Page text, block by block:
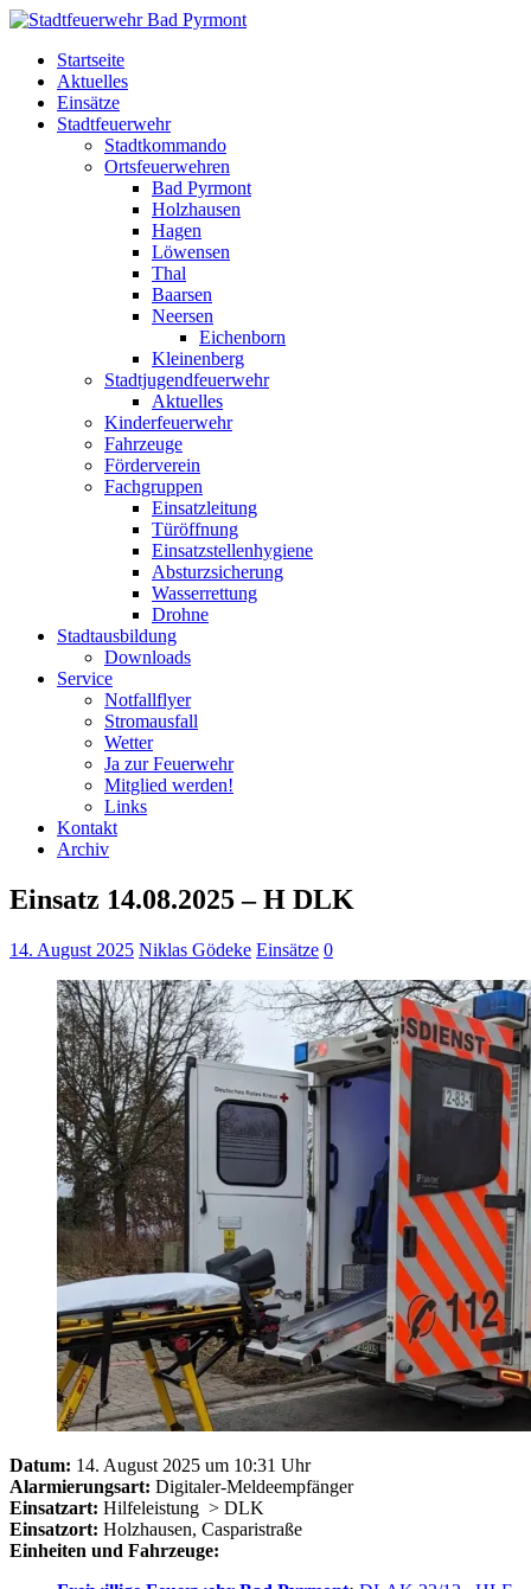
Startseite
Aktuelles
Einsätze
Stadtfeuerwehr
Stadtkommando
Ortsfeuerwehren
Bad Pyrmont
Holzhausen
Hagen
Löwensen
Thal
Baarsen
Neersen
Eichenborn
Kleinenberg
Stadtjugendfeuerwehr
Aktuelles
Kinderfeuerwehr
Fahrzeuge
Förderverein
Fachgruppen
Einsatzleitung
Türöffnung
Einsatzstellenhygiene
Absturzsicherung
Wasserrettung
Drohne
Stadtausbildung
Downloads
Service
Notfallflyer
Stromausfall
Wetter
Ja zur Feuerwehr
Mitglied werden!
Links
Kontakt
Archiv
Einsatz 14.08.2025 – H DLK
14. August 2025 Niklas Gödeke Einsätze 0
Datum: 14. August 2025 um 10:31 Uhr
Alarmierungsart: Digitaler-Meldeempfänger
Einsatzart: Hilfeleistung > DLK
Einsatzort: Holzhausen, Casparistraße
Einheiten und Fahrzeuge: